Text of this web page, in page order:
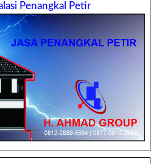
Penangkal Petir